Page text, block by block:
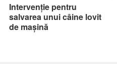
Intervenție pentru
salvarea unui câine lovit
de mașină